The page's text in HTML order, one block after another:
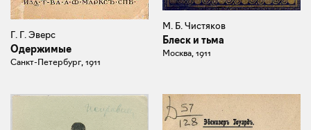
Г. Г. Эверс
Одержимые
Санкт-Петербург, 1911
М. Б. Чистяков
Блеск и тьма
Москва, 1911